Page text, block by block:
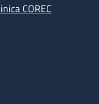
COREC